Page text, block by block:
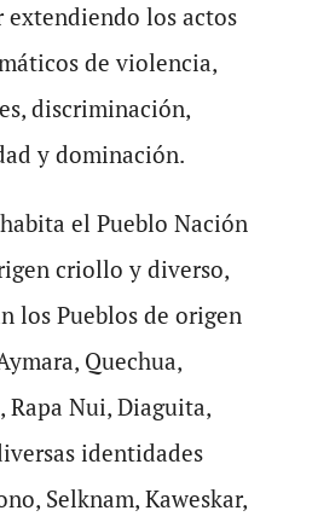
extendiendo los actos
de violencia,
discriminación,
y dominación.
el Pueblo Nación
criollo y diverso,
los Pueblos de origen
Quechua,
Nui, Diaguita,
identidades
Selknam, Kaweskar,